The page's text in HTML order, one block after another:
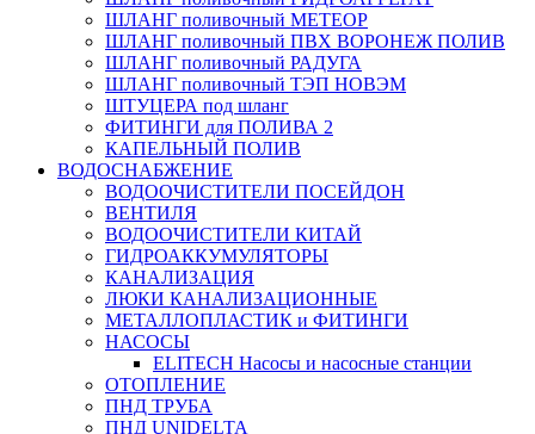
ШЛАНГ поливочный МЕТЕОР
ШЛАНГ поливочный ПВХ ВОРОНЕЖ ПОЛИВ
ШЛАНГ поливочный РАДУГА
ШЛАНГ поливочный ТЭП НОВЭМ
ШТУЦЕРА под шланг
ФИТИНГИ для ПОЛИВА 2
КАПЕЛЬНЫЙ ПОЛИВ
ВОДОСНАБЖЕНИЕ
ВОДООЧИСТИТЕЛИ ПОСЕЙДОН
ВЕНТИЛЯ
ВОДООЧИСТИТЕЛИ КИТАЙ
ГИДРОАККУМУЛЯТОРЫ
КАНАЛИЗАЦИЯ
ЛЮКИ КАНАЛИЗАЦИОННЫЕ
МЕТАЛЛОПЛАСТИК и ФИТИНГИ
НАСОСЫ
ELITECH Насосы и насосные станции
ОТОПЛЕНИЕ
ПНД ТРУБА
ПНД UNIDELTA